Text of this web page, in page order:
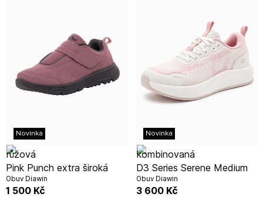
Novinka
Pink Punch extra široká
Obuv Diawin
1 500 Kč
Novinka
D3 Series Serene Medium
Obuv Diawin
3 600 Kč